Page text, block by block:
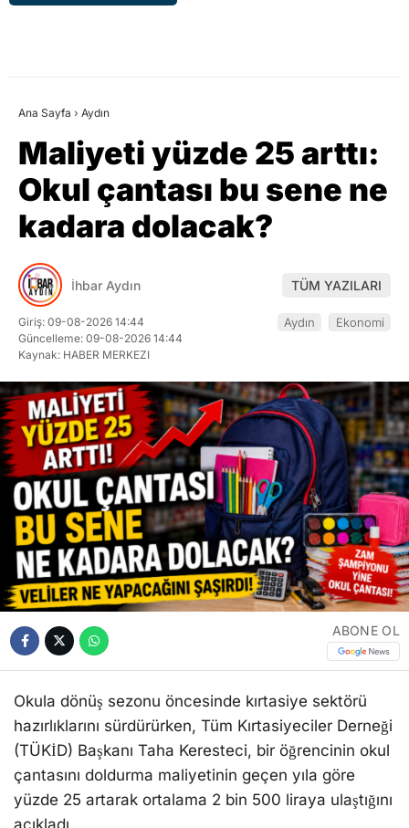
Ana Sayfa › Aydın
Maliyeti yüzde 25 arttı:
Okul çantası bu sene ne
kadara dolacak?
İhbar Aydın TÜM YAZILARI
Giriş: 09-08-2026 14:44
Güncelleme: 09-08-2026 14:44
Kaynak: HABER MERKEZI
Aydın Ekonomi
ABONE OL
Okula dönüş sezonu öncesinde kırtasiye sektörü
hazırlıklarını sürdürürken, Tüm Kırtasiyeciler Derneği
(TÜKİD) Başkanı Taha Keresteci, bir öğrencinin okul
çantasını doldurma maliyetinin geçen yıla göre
yüzde 25 artarak ortalama 2 bin 500 liraya ulaştığını